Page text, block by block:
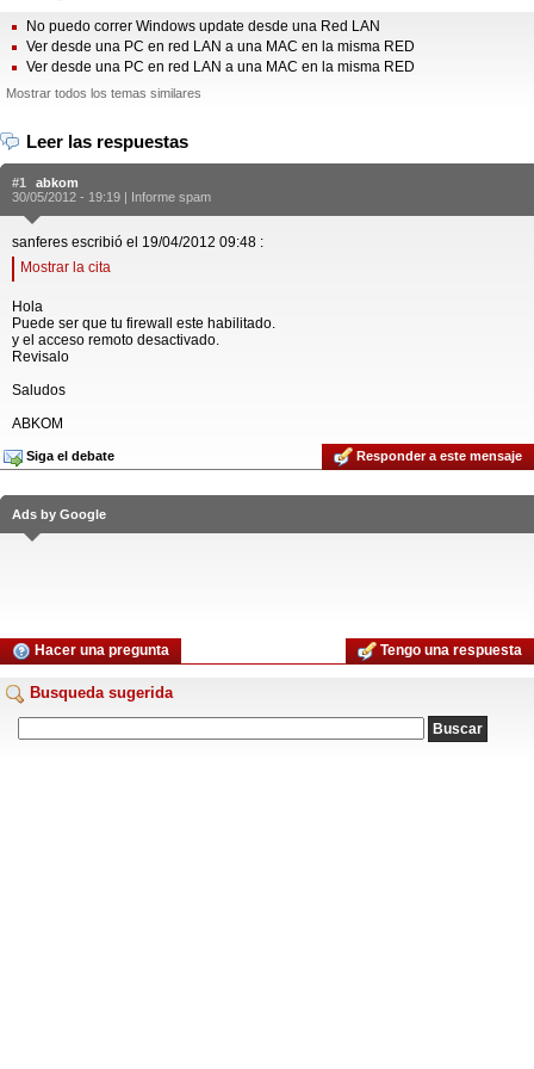
No puedo correr Windows update desde una Red LAN
Ver desde una PC en red LAN a una MAC en la misma RED
Ver desde una PC en red LAN a una MAC en la misma RED
Mostrar todos los temas similares
Leer las respuestas
#1
abkom
30/05/2012 - 19:19 | Informe spam
sanferes escribió el 19/04/2012 09:48 :
Mostrar la cita
Hola
Puede ser que tu firewall este habilitado.
y el acceso remoto desactivado.
Revisalo
Saludos
ABKOM
Siga el debate Responder a este mensaje
Ads by Google
Hacer una pregunta Tengo una respuesta
Busqueda sugerida